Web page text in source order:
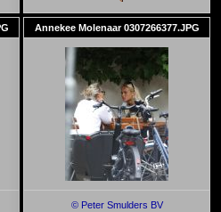
Annekee Molenaar 0307266377.JPG
© Peter Smulders BV